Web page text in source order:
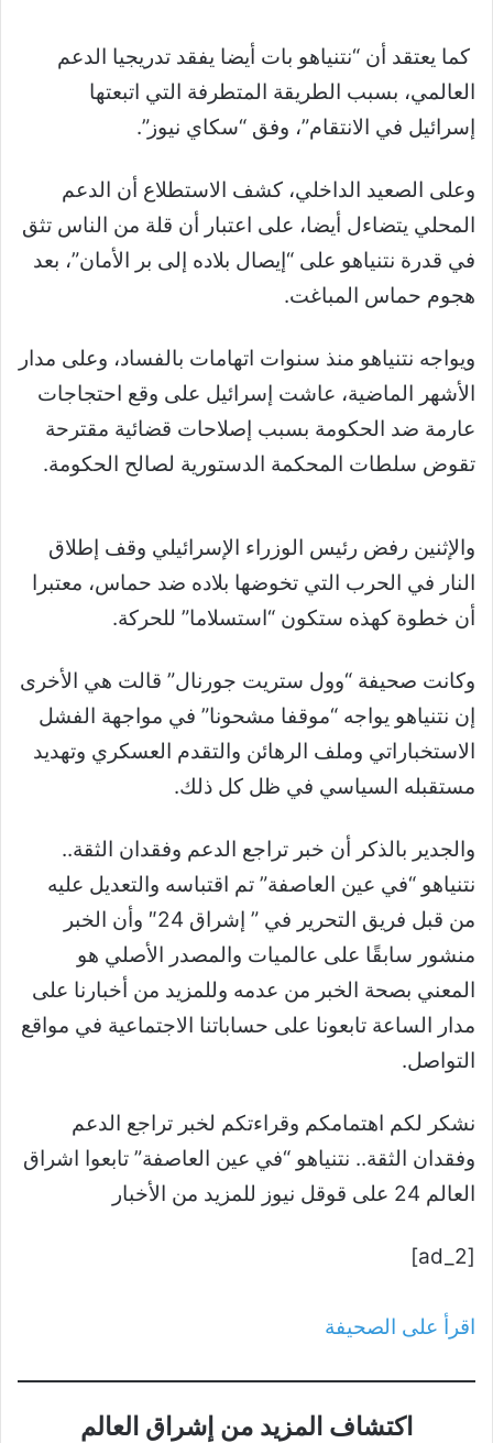
كما يعتقد أن “نتنياهو بات أيضا يفقد تدريجيا الدعم
العالمي، بسبب الطريقة المتطرفة التي اتبعتها
إسرائيل في الانتقام”، وفق “سكاي نيوز”.
وعلى الصعيد الداخلي، كشف الاستطلاع أن الدعم
المحلي يتضاءل أيضا، على اعتبار أن قلة من الناس تثق
في قدرة نتنياهو على “إيصال بلاده إلى بر الأمان”، بعد
هجوم حماس المباغت.
ويواجه نتنياهو منذ سنوات اتهامات بالفساد، وعلى مدار
الأشهر الماضية، عاشت إسرائيل على وقع احتجاجات
عارمة ضد الحكومة بسبب إصلاحات قضائية مقترحة
تقوض سلطات المحكمة الدستورية لصالح الحكومة.
والإثنين رفض رئيس الوزراء الإسرائيلي وقف إطلاق
النار في الحرب التي تخوضها بلاده ضد حماس، معتبرا
أن خطوة كهذه ستكون “استسلاما” للحركة.
وكانت صحيفة “وول ستريت جورنال” قالت هي الأخرى
إن نتنياهو يواجه “موقفا مشحونا” في مواجهة الفشل
الاستخباراتي وملف الرهائن والتقدم العسكري وتهديد
مستقبله السياسي في ظل كل ذلك.
والجدير بالذكر أن خبر تراجع الدعم وفقدان الثقة..
نتنياهو “في عين العاصفة” تم اقتباسه والتعديل عليه
من قبل فريق التحرير في ” إشراق 24″ وأن الخبر
منشور سابقًا على عالميات والمصدر الأصلي هو
المعني بصحة الخبر من عدمه وللمزيد من أخبارنا على
مدار الساعة تابعونا على حساباتنا الاجتماعية في مواقع
التواصل.
نشكر لكم اهتمامكم وقراءتكم لخبر تراجع الدعم
وفقدان الثقة.. نتنياهو “في عين العاصفة” تابعوا اشراق
العالم 24 على قوقل نيوز للمزيد من الأخبار
[ad_2]
اقرأ على الصحيفة
اكتشاف المزيد من إشراق العالم